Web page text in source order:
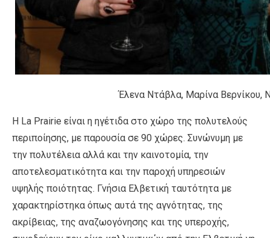
Έλενα Ντάβλα, Μαρίνα Βερνίκου,
Η La Prairie είναι η ηγέτιδα στο χώρο της πολυτελούς
περιποίησης, με παρουσία σε 90 χώρες. Συνώνυμη με
την πολυτέλεια αλλά και την καινοτομία, την
αποτελεσματικότητα και την παροχή υπηρεσιών
υψηλής ποιότητας. Γνήσια Ελβετική ταυτότητα με
χαρακτηρίστηκα όπως αυτά της αγνότητας, της
ακρίβειας, της αναζωογόνησης και της υπεροχής,